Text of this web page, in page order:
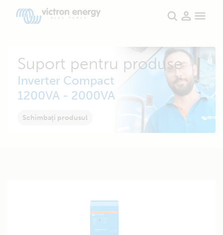
Suport pentru produse
Inverter Compact
1200VA - 2000VA
Schimbați produsul